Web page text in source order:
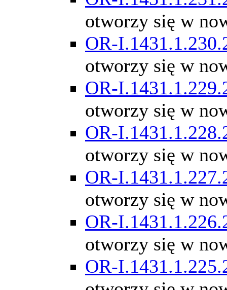
otworzy się w
OR-
otworzy się w
OR-
otworzy się w
OR-
otworzy się w
OR-
otworzy się w
OR-
otworzy się w
OR-